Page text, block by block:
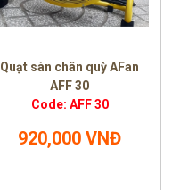
Quạt sàn chân quỳ AFan
AFF 30
Code: AFF 30
920,000 VNĐ